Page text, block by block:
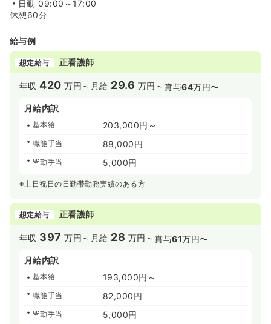
日勤 09:00～17:00
休憩60分
給与例
想定給与 正看護師
年収420 万円～ 月給 29.6 万円～賞与64万円〜
月給内訳
基本給 203,000円～
職能手当 88,000円
皆勤手当 5,000円
※土日祝日の日勤帯勤務実績のある方
想定給与 正看護師
年収 397 万円～ 月給 28 万円～賞与61万円〜
月給内訳
基本給 193,000円～
職能手当 82,000円
皆勤手当 5,000円